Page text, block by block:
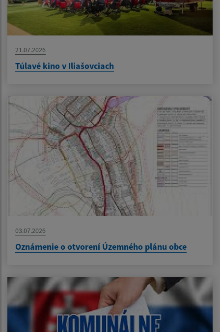
21.07.2026
Túlavé kino v Iliašovciach
03.07.2026
Oznámenie o otvorení Územného plánu obce